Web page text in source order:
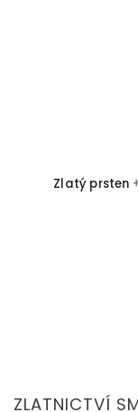
Zlatý prsten
ZLATNICTVÍ